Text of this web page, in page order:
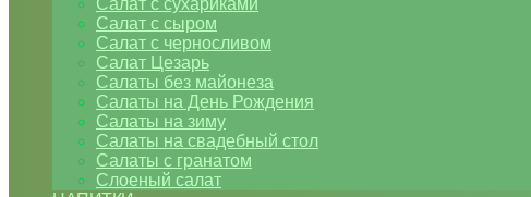
Салат с сухариками
Салат с сыром
Салат с черносливом
Салат Цезарь
Салаты без майонеза
Салаты на День Рождения
Салаты на зиму
Салаты на свадебный стол
Салаты с гранатом
Слоеный салат